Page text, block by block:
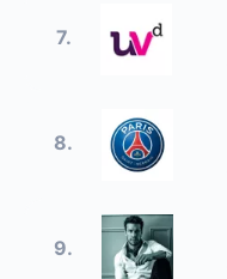
7.
8.
9.